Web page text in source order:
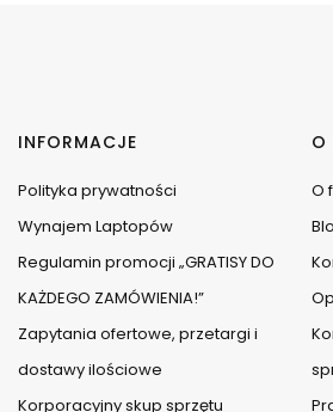
INFORMACJE
Polityka prywatności
Wynajem Laptopów
Regulamin promocji „GRATISY DO
KAŻDEGO ZAMÓWIENIA!”
Zapytania ofertowe, przetargi i
dostawy ilościowe
Korporacyjny skup sprzętu
O
O